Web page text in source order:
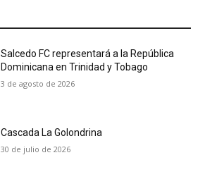
Salcedo FC representará a la República
Dominicana en Trinidad y Tobago
3 de agosto de 2026
Cascada La Golondrina
30 de julio de 2026